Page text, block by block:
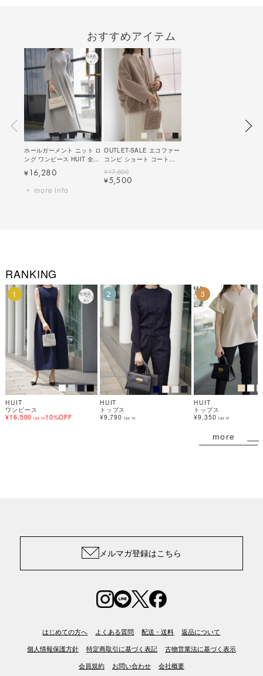
おすすめアイテム
ホールガーメント ニット ロ
ング ワンピース HUIT 全6
¥ 16,280
more info
OUTLET-SALE エコファー
コンビ ショート コート
0032【1】
¥17,600
¥5,500
RANKING
1
HUIT
ワンピース
¥16,500 tax in 10%OFF
2
HUIT
トップス
¥9,790 tax in
3
HUIT
トップス
¥9,350 tax in
more
メルマガ登録はこちら
はじめての方へ よくある質問 配送・送料 返品について
個人情報保護方針 特定商取引に基づく表記 古物営業法に基づく表示
会員規約 お問い合わせ 会社概要